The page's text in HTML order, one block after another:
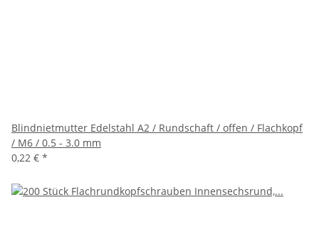
Blindnietmutter Edelstahl A2 / Rundschaft / offen / Flachkopf
/ M6 / 0.5 - 3.0 mm
0,22 € *